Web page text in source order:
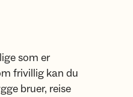
som er
frivillig kan du
bruer, reise